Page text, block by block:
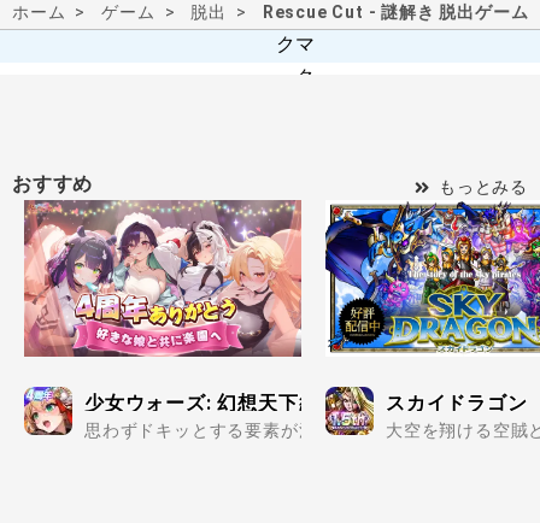
ホーム ゲーム 脱出 Rescue Cut - 謎解き 脱出ゲーム
おすすめ もっとみる
少女ウォーズ: 幻想天下統一戦
思わずドキッとする要素が満載の美少女だらけで楽し
スカイドラゴン
大空を翔ける空賊